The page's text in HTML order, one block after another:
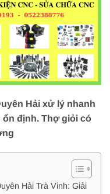
Hải xử lý nhanh
ổn định. Thợ giỏi có
Hải Trà Vinh: Giải